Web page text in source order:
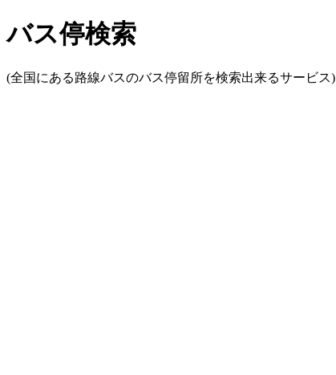
バス停検索
(全国にある路線バスのバス停留所を検索出来るサービス)